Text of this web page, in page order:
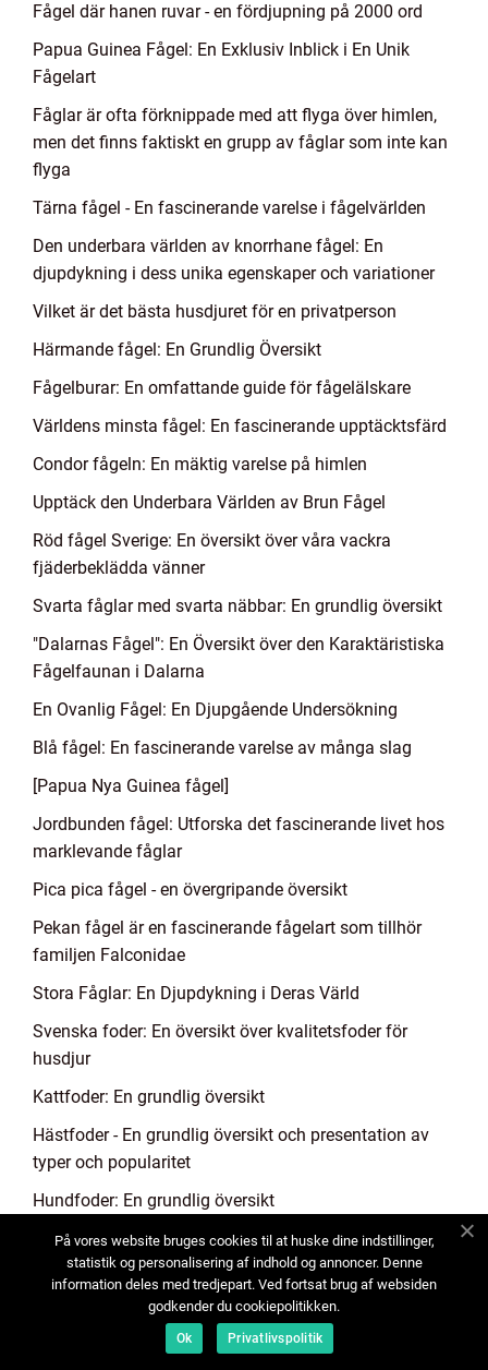
Fågel där hanen ruvar - en fördjupning på 2000 ord
Papua Guinea Fågel: En Exklusiv Inblick i En Unik
Fågelart
Fåglar är ofta förknippade med att flyga över himlen,
men det finns faktiskt en grupp av fåglar som inte kan
flyga
Tärna fågel - En fascinerande varelse i fågelvärlden
Den underbara världen av knorrhane fågel: En
djupdykning i dess unika egenskaper och variationer
Vilket är det bästa husdjuret för en privatperson
Härmande fågel: En Grundlig Översikt
Fågelburar: En omfattande guide för fågelälskare
Världens minsta fågel: En fascinerande upptäcktsfärd
Condor fågeln: En mäktig varelse på himlen
Upptäck den Underbara Världen av Brun Fågel
Röd fågel Sverige: En översikt över våra vackra
fjäderbeklädda vänner
Svarta fåglar med svarta näbbar: En grundlig översikt
"Dalarnas Fågel": En Översikt över den Karaktäristiska
Fågelfaunan i Dalarna
En Ovanlig Fågel: En Djupgående Undersökning
Blå fågel: En fascinerande varelse av många slag
[Papua Nya Guinea fågel]
Jordbunden fågel: Utforska det fascinerande livet hos
marklevande fåglar
Pica pica fågel - en övergripande översikt
Pekan fågel är en fascinerande fågelart som tillhör
familjen Falconidae
Stora Fåglar: En Djupdykning i Deras Värld
Svenska foder: En översikt över kvalitetsfoder för
husdjur
Kattfoder: En grundlig översikt
Hästfoder - En grundlig översikt och presentation av
typer och popularitet
Hundfoder: En grundlig översikt
Allergi hos hundar är ett vanligt problem som många
djurägare står inför
Kycklingfoder En djupgående analys av näring för
På vores website bruges cookies til at huske dine indstillinger,
statistik og personalisering af indhold og annoncer. Denne
information deles med tredjepart. Ved fortsat brug af websiden
godkender du cookiepolitikken.
Ok Privatlivspolitik